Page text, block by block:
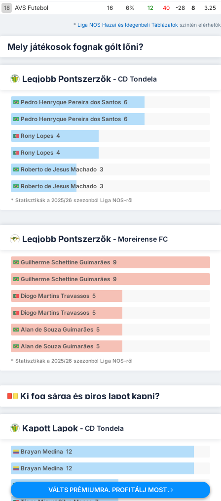
18
AVS Futebol 16 6% 12 40 -28 8 3.25
* Liga NOS Hazai és Idegenbeli Táblázatok szintén elérhetők
Mely játékosok fognak gólt lőni?
Legjobb Pontszerzők - CD Tondela
Pedro Henryque Pereira dos Santos 6
Pedro Henryque Pereira dos Santos 6
Rony Lopes 4
Rony Lopes 4
Roberto de Jesus Machado 3
Roberto de Jesus Machado 3
* Statisztikák a 2025/26 szezonból Liga NOS-ről
Legjobb Pontszerzők - Moreirense FC
Guilherme Schettine Guimarães 9
Guilherme Schettine Guimarães 9
Diogo Martins Travassos 5
Diogo Martins Travassos 5
Alan de Souza Guimarães 5
Alan de Souza Guimarães 5
* Statisztikák a 2025/26 szezonból Liga NOS-ről
Ki fog sárga és piros lapot kapni?
Kapott Lapok - CD Tondela
Brayan Medina 12
Brayan Medina 12
Tiago Miguel Silva Manso 7
VÁLTS PRÉMIUMRA. PROFITÁLJ MOST.